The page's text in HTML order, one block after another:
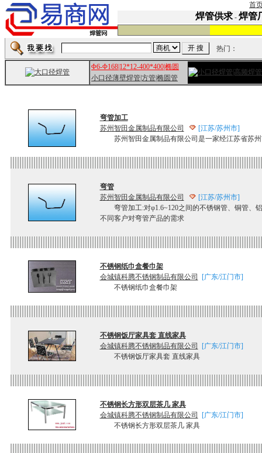
首
焊管供求- 焊管
热门：
Φ6-Φ168|12*12-400*400|椭圆
小口径薄壁焊管|方管|椭圆管
弯管加工
苏州智田金属制品有限公司
[江苏/苏州市]
苏州智田金属制品有限公司是一家经江苏省苏州
弯管
苏州智田金属制品有限公司
[江苏/苏州市]
弯管加工:对φ1.6~120之间的不锈钢管、铜管、
不同客户对弯管产品的需求
不锈钢纸巾盒餐巾架
会城镇科腾不锈钢制品有限公司
[广东/江门市]
不锈钢纸巾盒餐巾架
不锈钢饭厅家具套 直线家具
会城镇科腾不锈钢制品有限公司
[广东/江门市]
不锈钢饭厅家具套 直线家具
不锈钢长方形双层茶几 家具
会城镇科腾不锈钢制品有限公司
[广东/江门市]
不锈钢长方形双层茶几 家具